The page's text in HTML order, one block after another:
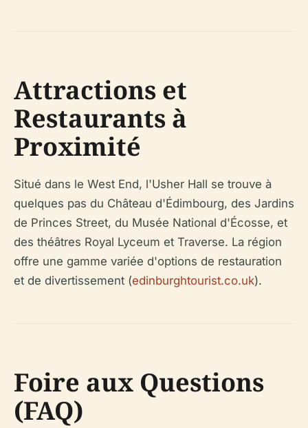
Attractions et
Restaurants à
Proximité
Situé dans le West End, l'Usher Hall se trouve à
quelques pas du Château d'Édimbourg, des Jardins
de Princes Street, du Musée National d'Écosse, et
des théâtres Royal Lyceum et Traverse. La région
offre une gamme variée d'options de restauration
et de divertissement (edinburghtourist.co.uk).
Foire aux Questions
(FAQ)